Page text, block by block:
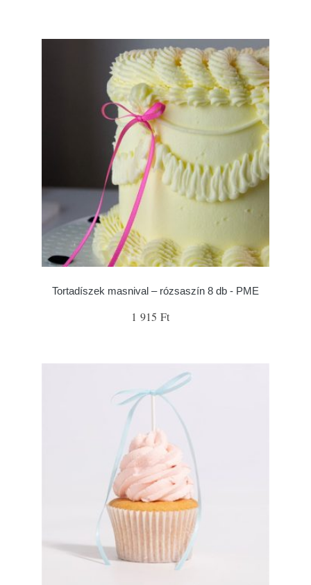
Tortadíszek masnival – rózsaszín 8 db - PME
1 915 Ft